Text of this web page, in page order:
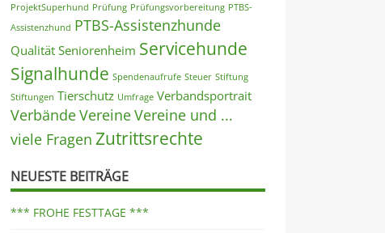
ProjektSuperhund Prüfung Prüfungsvorbereitung PTBS-
Assistenzhund PTBS-Assistenzhunde
Qualität Seniorenheim Servicehunde
Signalhunde Spendenaufrufe Steuer Stiftung
Stiftungen Tierschutz Umfrage Verbandsportrait
VerbändeVereineVereine und ...
viele Fragen Zutrittsrechte
NEUESTE BEITRÄGE
*** FROHE FESTTAGE ***